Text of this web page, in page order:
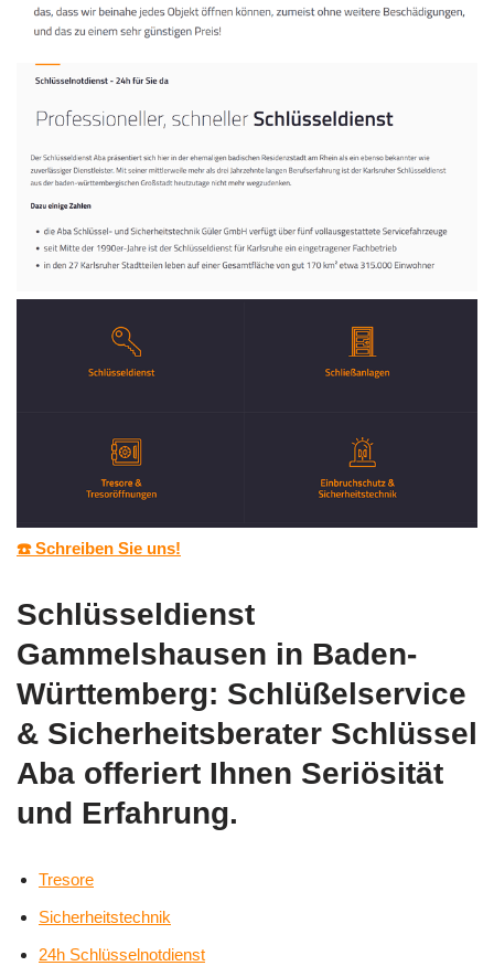
☎️ Schreiben Sie uns!
Schlüsseldienst
Gammelshausen in Baden-
Württemberg: Schlüßelservice
& Sicherheitsberater Schlüssel
Aba offeriert Ihnen Seriösität
und Erfahrung.
Tresore
Sicherheitstechnik
24h Schlüsselnotdienst